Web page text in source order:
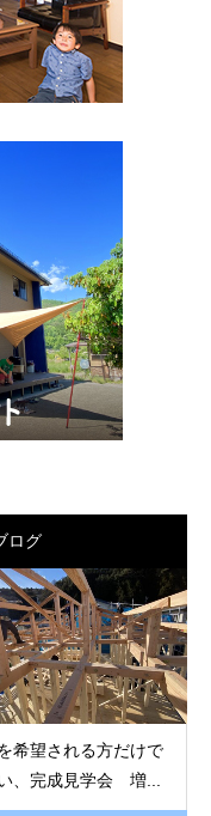
ログ
希望される方だけで
、完成見学会 増...